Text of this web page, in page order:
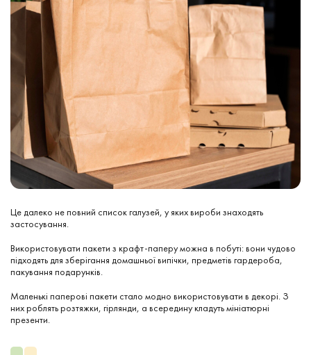
Це далеко не повний список галузей, у яких вироби знаходять
застосування.
Використовувати пакети з крафт-паперу можна в побуті: вони чудово
підходять для зберігання домашньої випічки, предметів гардероба,
пакування подарунків.
Маленькі паперові пакети стало модно використовувати в декорі. З
них роблять розтяжки, гірлянди, а всередину кладуть мініатюрні
презенти.